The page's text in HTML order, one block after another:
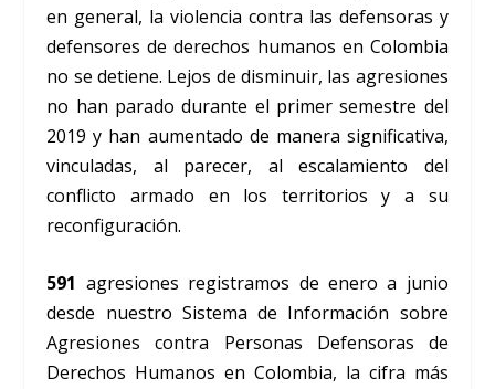
en general, la violencia contra las defensoras y
defensores de derechos humanos en Colombia
no se detiene. Lejos de disminuir, las agresiones
no han parado durante el primer semestre del
2019 y han aumentado de manera significativa,
vinculadas, al parecer, al escalamiento del
conflicto armado en los territorios y a su
reconfiguración.
591 agresiones registramos de enero a junio
desde nuestro Sistema de Información sobre
Agresiones contra Personas Defensoras de
Derechos Humanos en Colombia, la cifra más